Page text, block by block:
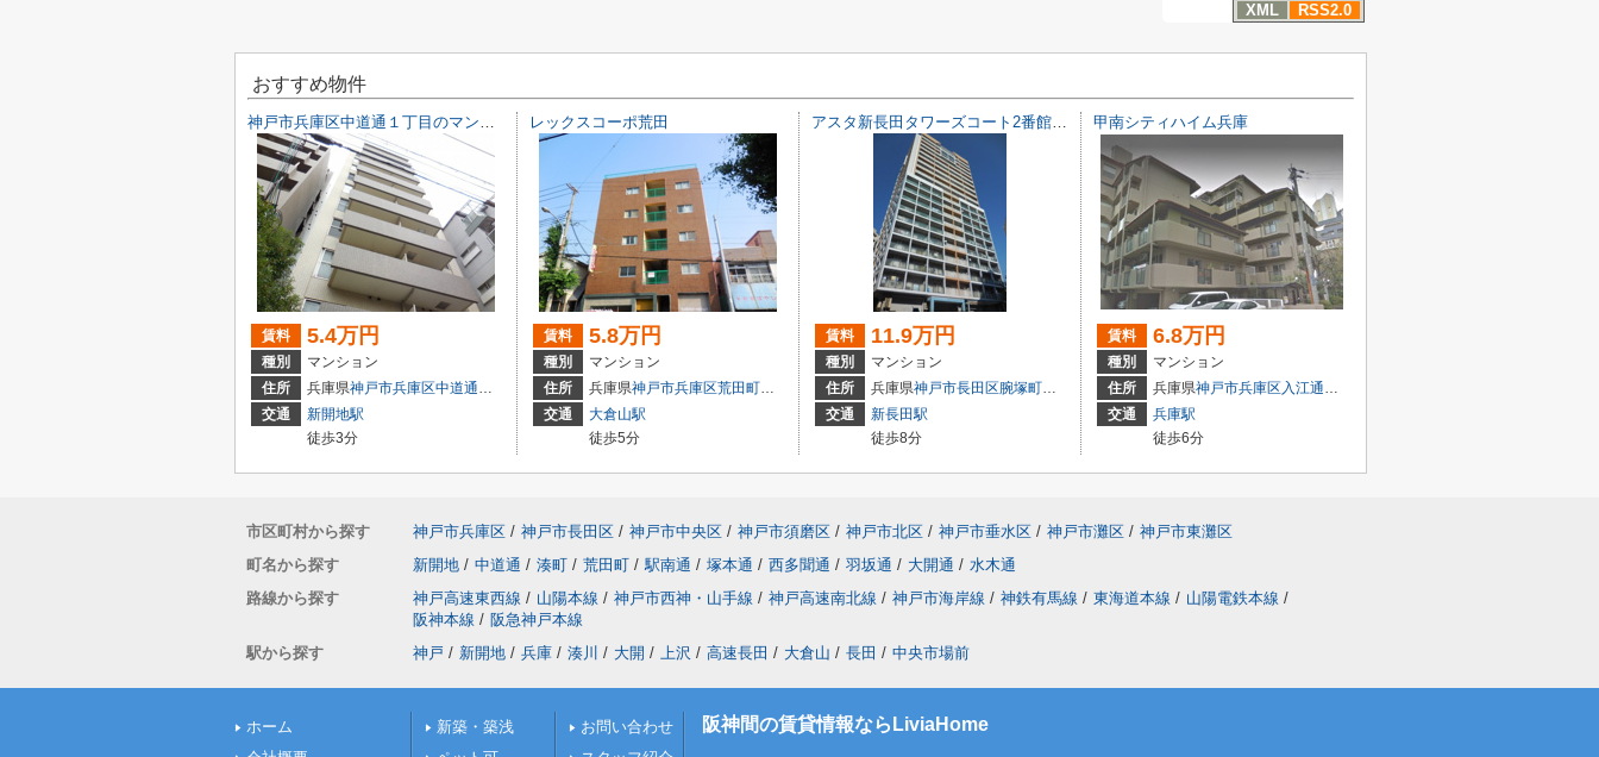
XML
RSS2.0
おすすめ物件
神戸市兵庫区中道通１丁目のマンション
賃料 5.4万円
種別
マンション
住所
兵庫県神戸市兵庫区中道通１丁目
交通
新開地駅
徒歩3分
レックスコーポ荒田
賃料 5.8万円
種別
マンション
住所
兵庫県神戸市兵庫区荒田町３丁目2-20
交通
大倉山駅
徒歩5分
アスタ新長田タワーズコート2番館 タワー棟
賃料 11.9万円
種別
マンション
住所
兵庫県神戸市長田区腕塚町６丁目1-31
交通
新長田駅
徒歩8分
甲南シティハイム兵庫
賃料 6.8万円
種別
マンション
住所
兵庫県神戸市兵庫区 入江通２丁目
交通
兵庫駅
徒歩6分
市区町村から探す 神戸市兵庫区 / 神戸市長田区 / 神戸市中央区 / 神戸市須磨区 / 神戸市北区 / 神戸市垂水区 / 神戸市灘区 / 神戸市東灘区
町名から探す
新開地 / 中道通 / 湊町 / 荒田町 / 駅南通 / 塚本通 / 西多聞通 / 羽坂通 / 大開通 / 水木通
路線から探す
神戸高速東西線 / 山陽本線 / 神戸市西神・山手線 / 神戸高速南北線 / 神戸市海岸線 / 神鉄有馬線 / 東海道本線 / 山陽電鉄本線 /
阪神本線 / 阪急神戸本線
駅から探す
神戸 / 新開地 / 兵庫 / 湊川 / 大開 / 上沢 / 高速長田 / 大倉山 / 長田 / 中央市場前
ホーム
新築・築浅
お問い合わせ
阪神間の賃貸情報ならLiviaHome